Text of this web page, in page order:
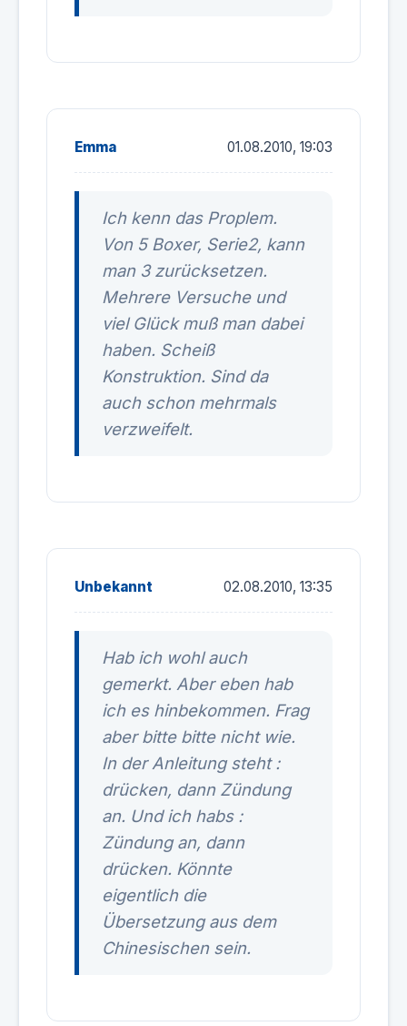
Emma 01.08.2010, 19:03
Ich kenn das Proplem.
Von 5 Boxer, Serie2, kann
man 3 zurücksetzen.
Mehrere Versuche und
viel Glück muß man dabei
haben. Scheiß
Konstruktion. Sind da
auch schon mehrmals
verzweifelt.
Unbekannt 02.08.2010, 13:35
Hab ich wohl auch
gemerkt. Aber eben hab
ich es hinbekommen. Frag
aber bitte bitte nicht wie.
In der Anleitung steht :
drücken, dann Zündung
an. Und ich habs :
Zündung an, dann
drücken. Könnte
eigentlich die
Übersetzung aus dem
Chinesischen sein.